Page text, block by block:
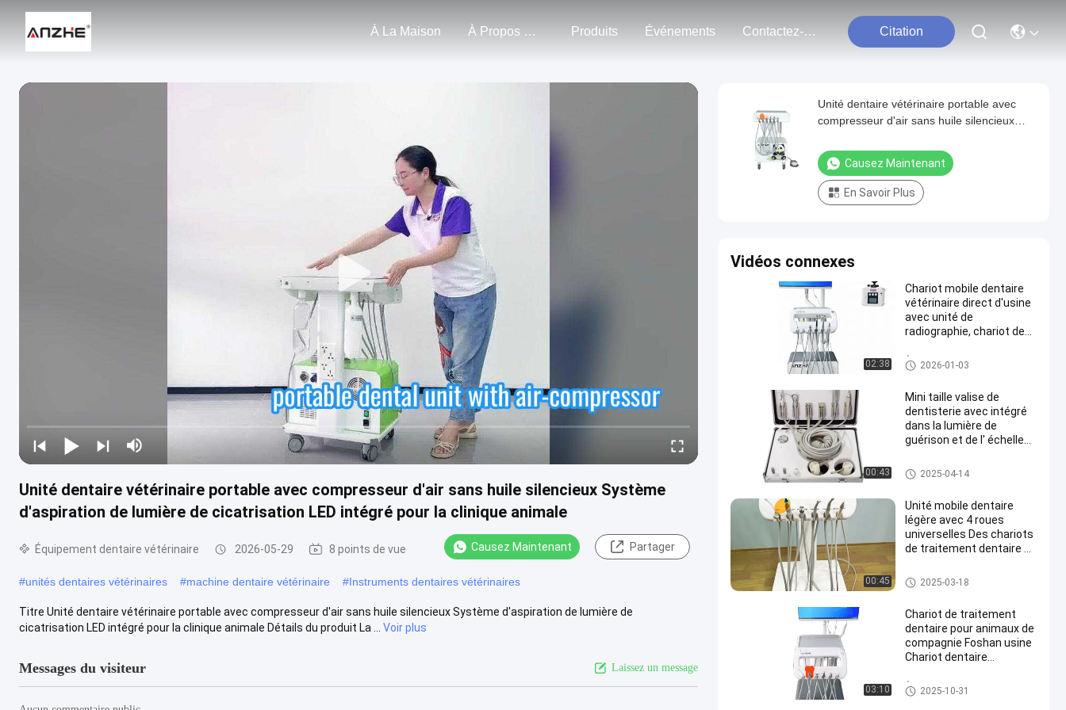
À La Maison À Propos De Nous Produits Événements Contactez-Nous Citation
Unité dentaire vétérinaire portable avec compresseur d'air sans huile silencieux Système
d'aspiration de lumière de cicatrisation LED intégré pour la clinique animale
Équipement dentaire vétérinaire 2026-05-29 8 points de vue Causez Maintenant Partager
#unités dentaires vétérinaires #machine dentaire vétérinaire #Instruments dentaires vétérinaires
Titre Unité dentaire vétérinaire portable avec compresseur d'air sans huile silencieux Système d'aspiration de lumière de
cicatrisation LED intégré pour la clinique animale Détails du produit La ...
Voir plus
Messages du visiteur Laissez un message
Unité dentaire vétérinaire portable avec
compresseur d'air sans huile silencieux
cicatrisation LED intégré pour la clinique
animale
Causez Maintenant
En Savoir Plus
Vidéos connexes
02:38
Chariot mobile dentaire
vétérinaire direct d'usine
avec unité de
radiographie, chariot de
vétérinaire portable,
chariot dentaire OEM
Équipement dentaire vétérinair
e
2026-01-03
00:43
Mini taille valise de
dentisterie avec intégré
dans la lumière de
guérison et de l' échelle
traitement dentaire
Chariot dentaire mobile
2025-04-14
00:45
Unité mobile dentaire
légère avec 4 roues
universelles Des chariots
de traitement dentaire de
Chariot dentaire mobile
2025-03-18
03:10
Chariot de traitement
dentaire pour animaux de
compagnie Foshan usine
Chariot dentaire
avec caméra orale
Équipement dentaire vétérinair
e
2025-10-31